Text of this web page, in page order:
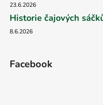
23.6.2026
Historie čajových
8.6.2026
Facebook